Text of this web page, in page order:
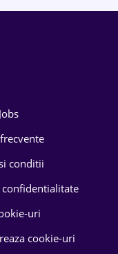
conditii
uri
cookie-uri